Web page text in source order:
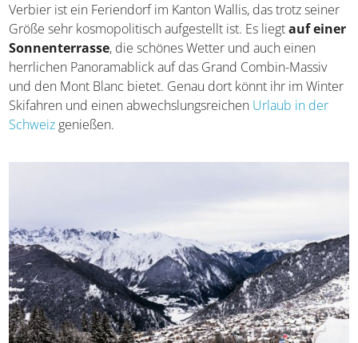
Verbier ist ein Feriendorf im Kanton Wallis, das trotz seiner
Größe sehr kosmopolitisch aufgestellt ist. Es liegtauf einer
Sonnenterrasse, die schönes Wetter und auch einen
herrlichen Panoramablick auf das Grand Combin-Massiv
und den Mont Blanc bietet. Genau dort könnt ihr im Winter
Skifahren und einen abwechslungsreichen Urlaub in der
Schweiz genießen.